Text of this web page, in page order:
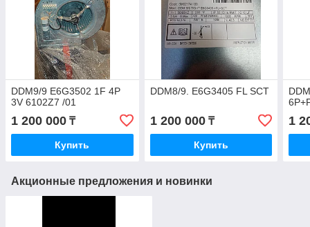
DDM9/9 E6G3502 1F 4P
3V 6102Z7 /01
1 200 000 ₸
Купить
DDM8/9. E6G3405 FL SCT
1 200 000₸
Купить
1
Акционные предложения и новинки